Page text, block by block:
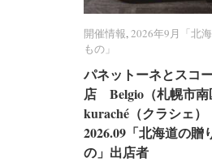
開催情報,2026年9月「北
もの」
パネットーネとスコ
店 Belgio（札幌市南
kuraché（クラシェ）
2026.09「北海道の贈
の」出店者
開催情報 2026年9月「北
もの」
パネットーネとスコ
店 Belgio（札幌市南
kuraché（クラシェ）
2026.09「北海道の贈
の」出店者